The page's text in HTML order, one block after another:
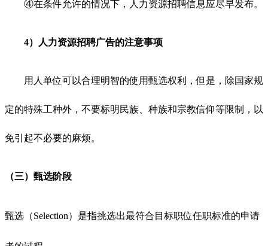
④在条件允许的情况下，人力资源招聘信息应尽早发布。
4） 人力资源招聘广告的注意事项
用人单位可以合理明智的使用甄选权利，但是，除国家规
定的特殊工种外，不要标明民族、种族和宗教信仰等限制，以
免引起不必要的麻烦。
（三）甄选阶段
甄选（Selection）是指挑选出最符合目标职位任职标准的申请